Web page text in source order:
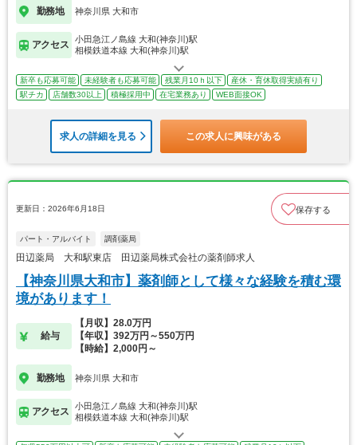
勤務地 神奈川県 大和市
アクセス
小田急江ノ島線 大和(神奈川)駅
相模鉄道本線 大和(神奈川)駅
新卒も応募可能 未経験者も応募可能 残業月10ｈ以下
産休・育休取得実績有り
駅チカ
店舗数30以上 積極採用中 在宅業務あり WEB面接OK
求人の詳細を見る この求人に興味がある
更新日：2026年6月18日 保存する
パート・アルバイト 調剤薬局
田辺薬局 大和駅東店 田辺薬局株式会社の薬剤師求人
【神奈川県大和市】薬剤師として様々な経験を積む環
境があります！
給与
【月収】28.0万円
【年収】392万円～550万円
【時給】2,000円～
勤務地 神奈川県 大和市
アクセス
小田急江ノ島線 大和(神奈川)駅
相模鉄道本線 大和(神奈川)駅